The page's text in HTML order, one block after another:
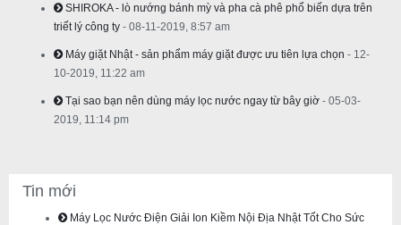
SHIROKA - lò nướng bánh mỳ và pha cà phê phổ biến dựa trên
triết lý công ty - 08-11-2019, 8:57 am
Máy giặt Nhật - sản phẩm máy giặt được ưu tiên lựa chọn - 12-
10-2019, 11:22 am
Tại sao bạn nên dùng máy lọc nước ngay từ bây giờ - 05-03-
2019, 11:14 pm
Tin mới
Máy Lọc Nước Điện Giải Ion Kiềm Nội Địa Nhật Tốt Cho Sức